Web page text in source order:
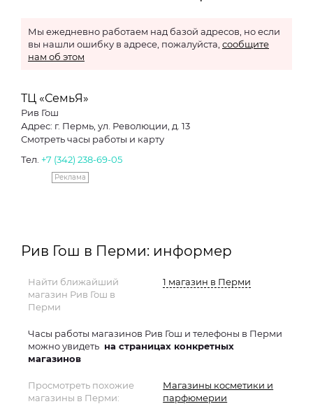
Мы ежедневно работаем над базой адресов, но если
вы нашли ошибку в адресе, пожалуйста, сообщите
нам об этом
ТЦ «СемьЯ»
Рив Гош
Адрес: г. Пермь, ул. Революции, д. 13
Смотреть часы работы и карту
Тел. +7 (342) 238-69-05
Реклама
Рив Гош в Перми: информер
Найти ближайший
магазин Рив Гош в
Перми
1 магазин в Перми
Часы работы магазинов Рив Гош и телефоны в Перми
можно увидеть на страницах конкретных
магазинов
Просмотреть похожие
магазины в Перми:
Магазины косметики и
парфюмерии